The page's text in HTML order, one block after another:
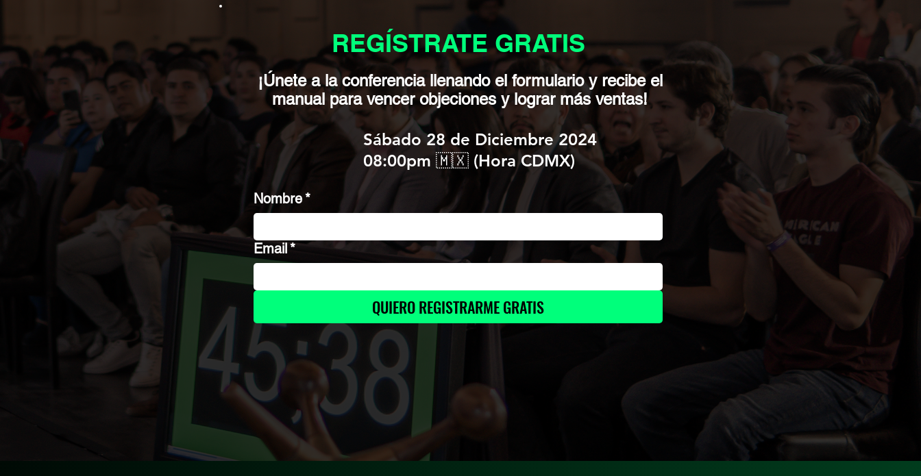
REGÍSTRATE GRATIS
¡Únete a la conferencia llenando el formulario y recibe el
manual para vencer objeciones y lograr más ventas!
Sábado 28 de Diciembre 2024
08:00pm 🇲🇽 (Hora CDMX)
Nombre*
Email*
QUIERO REGISTRARME GRATIS